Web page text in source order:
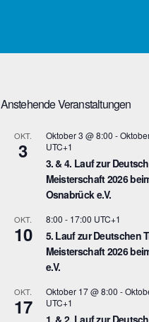
Anstehende Veranstaltungen
OKT.
3
Oktober 3 @ 8:00 -
UTC+1
3. & 4. Lauf zur
Meisterschaft 2026
Osnabrück e.V.
OKT.
10
8:00 - 17:00 UTC+1
5. Lauf zur Deutschen
Meisterschaft 2026
e.V.
OKT.
17
Oktober 17 @ 8:00 -
UTC+1
1. & 2. Lauf zur